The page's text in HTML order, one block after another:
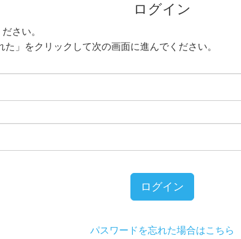
ログイン
さい。
」をクリックして次の画面に進んでください。
ログイン
パスワードを忘れた場合はこちら